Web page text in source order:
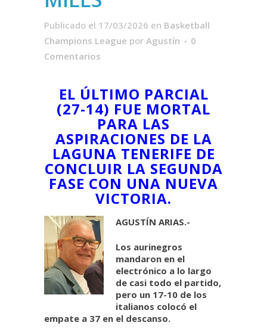
Publicado el 17/03/2026 en Basketball
Champions League por Agustín
0
Comentarios
EL ÚLTIMO PARCIAL
(27-14) FUE MORTAL
PARA LAS
ASPIRACIONES DE LA
LAGUNA TENERIFE DE
CONCLUIR LA SEGUNDA
FASE CON UNA NUEVA
VICTORIA.
AGUSTÍN ARIAS.-
Los aurinegros
mandaron en el
electrónico a lo largo
de casi todo el partido,
pero un 17-10 de los
italianos colocó el
empate a 37 en el descanso.